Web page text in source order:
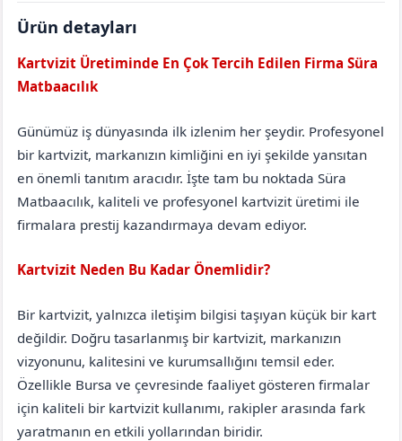
Ürün detayları
Kartvizit Üretiminde En Çok Tercih Edilen Firma Süra
Matbaacılık
Günümüz iş dünyasında ilk izlenim her şeydir. Profesyonel
bir kartvizit, markanızın kimliğini en iyi şekilde yansıtan
en önemli tanıtım aracıdır. İşte tam bu noktada Süra
Matbaacılık, kaliteli ve profesyonel kartvizit üretimi ile
firmalara prestij kazandırmaya devam ediyor.
Kartvizit Neden Bu Kadar Önemlidir?
Bir kartvizit, yalnızca iletişim bilgisi taşıyan küçük bir kart
değildir. Doğru tasarlanmış bir kartvizit, markanızın
vizyonunu, kalitesini ve kurumsallığını temsil eder.
Özellikle Bursa ve çevresinde faaliyet gösteren firmalar
için kaliteli bir kartvizit kullanımı, rakipler arasında fark
yaratmanın en etkili yollarından biridir.